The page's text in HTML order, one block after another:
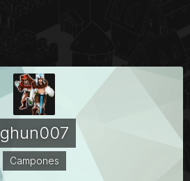
ghun007
Campones